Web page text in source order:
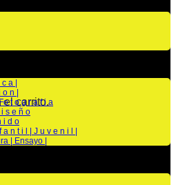
el carrito.
a |
n |
t o g r a f i a
i s e ñ o
i d o
n t i l | J u v e n i l |
| Ensayo |